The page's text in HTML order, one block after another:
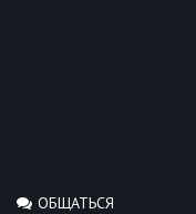
ОБЩАТЬСЯ